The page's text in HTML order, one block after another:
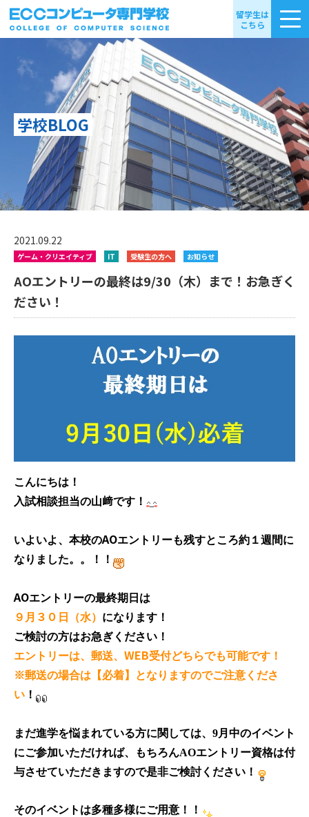
留学生は
こちら
学校BLOG
2021.09.22
ゲーム・クリエイティブ IT 受験生の方へ お知らせ
AOエントリーの最終は9/30（木）まで！お急ぎく
ださい！
こんにちは！
入試相談担当の山﨑です！
いよいよ、本校のAOエントリーも残すところ約１週間に
なりました。。！！
AOエントリーの最終期日は
９月 ３０ 日（水） になります！
ご検討の方はお急ぎください！
エントリーは、郵送、 WEB受付どちらでも可能です！
※郵送の場合は【必着】となりますのでご注意くださ
い ！
まだ進学を悩まれている方に関しては、9月中のイベント
にご参加いただければ、もちろんAOエントリー資格は付
与させていただきますので是非ご検討ください！
そのイベントは多種多様にご用意！！